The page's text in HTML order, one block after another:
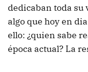
dedicaban toda
algo que hoy en
ello: ¿quien sabe
época actual? La